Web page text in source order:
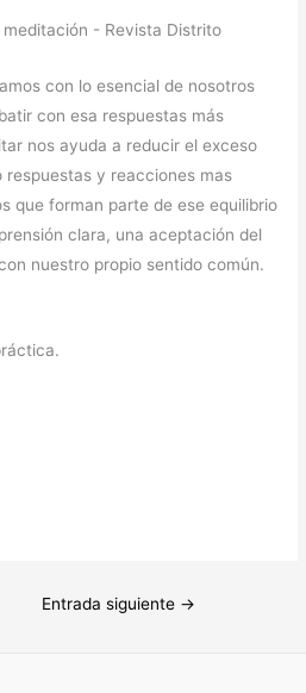
con lo esencial de nosotros
con esa respuestas más
nos ayuda a reducir el exceso
y reacciones mas
que forman parte de ese equilibrio
clara, una aceptación del
nuestro propio sentido común.
Entrada siguiente →